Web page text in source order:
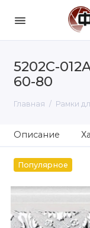
5202C-
60-80
Главная Рамки
Описание
Популярное